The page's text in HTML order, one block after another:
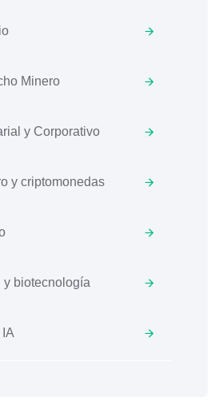
Minero
y Corporativo
y criptomonedas
y biotecnología